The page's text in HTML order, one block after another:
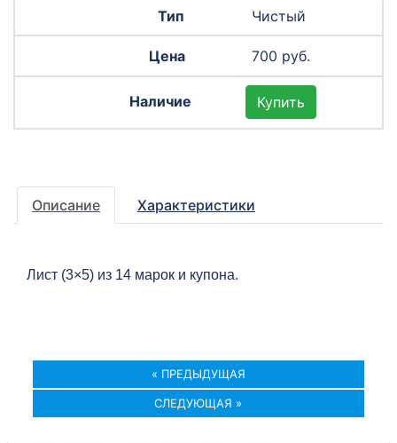
Чистый
700 руб.
Купить
Описание Характеристики
Лист (3×5) из 14 марок и купона.
« ПРЕДЫДУЩАЯ
СЛЕДУЮЩАЯ »